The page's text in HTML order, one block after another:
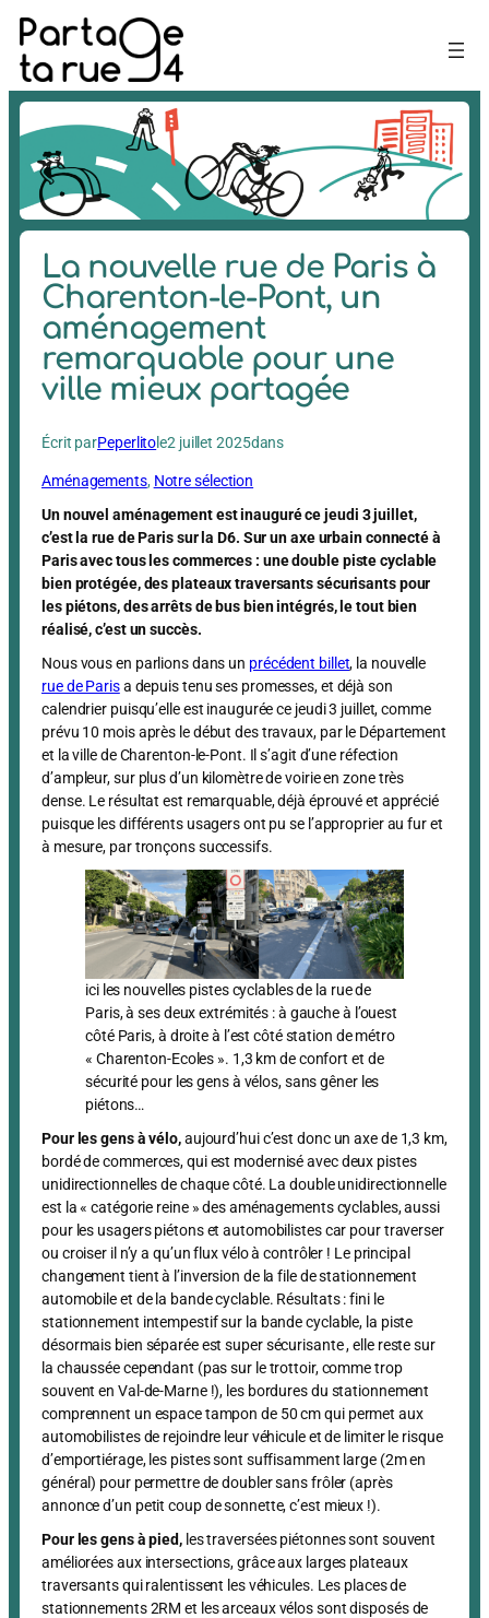
Aller
au
contenu
La nouvelle rue de Paris à
Charenton-le-Pont, un
aménagement
remarquable pour une
ville mieux partagée
Écrit parPeperlitole2 juillet 2025dans
Aménagements, Notre sélection
Un nouvel aménagement est inauguré ce jeudi 3 juillet,
c’est la rue de Paris sur la D6. Sur un axe urbain connecté à
Paris avec tous les commerces : une double piste cyclable
bien protégée, des plateaux traversants sécurisants pour
les piétons, des arrêts de bus bien intégrés, le tout bien
réalisé, c’est un succès.
Nous vous en parlions dans un précédent billet, la nouvelle
rue de Parisa depuis tenu ses promesses, et déjà son
calendrier puisqu’elle est inaugurée ce jeudi 3 juillet, comme
prévu 10 mois après le début des travaux, par le Département
et la ville de Charenton-le-Pont. Il s’agit d’une réfection
d’ampleur, sur plus d’un kilomètre de voirie en zone très
dense. Le résultat est remarquable, déjà éprouvé et apprécié
puisque les différents usagers ont pu se l’approprier au fur et
à mesure, par tronçons successifs.
ici les nouvelles pistes cyclables de la rue de
Paris, à ses deux extrémités : à gauche à l’ouest
côté Paris, à droite à l’est côté station de métro
« Charenton-Ecoles ». 1,3 km de confort et de
sécurité pour les gens à vélos, sans gêner les
piétons…
Pour les gens à vélo,aujourd’hui c’est donc un axe de 1,3 km,
bordé de commerces, qui est modernisé avec deux pistes
unidirectionnelles de chaque côté. La double unidirectionnelle
est la « catégorie reine » des aménagements cyclables, aussi
pour les usagers piétons et automobilistes car pour traverser
ou croiser il n’y a qu’un flux vélo à contrôler ! Le principal
changement tient à l’inversion de la file de stationnement
automobile et de la bande cyclable. Résultats : fini le
stationnement intempestif sur la bande cyclable, la piste
désormais bien séparée est super sécurisante , elle reste sur
la chaussée cependant (pas sur le trottoir, comme trop
souvent en Val-de-Marne !), les bordures du stationnement
comprennent un espace tampon de 50 cm qui permet aux
automobilistes de rejoindre leur véhicule et de limiter le risque
d’emportiérage, les pistes sont suffisamment large (2m en
général) pour permettre de doubler sans frôler (après
annonce d’un petit coup de sonnette, c’est mieux !).
Pour les gens à pied, les traversées piétonnes sont souvent
améliorées aux intersections, grâce aux larges plateaux
traversants qui ralentissent les véhicules. Les places de
stationnements 2RM et les arceaux vélos sont disposés de